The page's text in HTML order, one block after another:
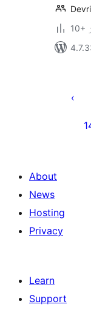
About
News
Hosting
Privacy
Learn
Support